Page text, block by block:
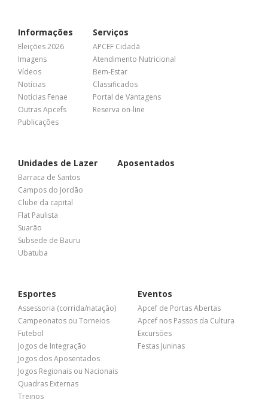
Informações
Eleições 2026
Imagens
Vídeos
Notícias
Notícias Fenae
Outras Apcefs
Publicações
Serviços
APCEF Cidadã
Atendimento Nutricional
Bem-Estar
Classificados
Portal de Vantagens
Reserva on-line
Unidades de Lazer
Barraca de Santos
Campos do Jordão
Clube da capital
Flat Paulista
Suarão
Subsede de Bauru
Ubatuba
Aposentados
Esportes
Assessoria (corrida/natação)
Campeonatos ou Torneios
Futebol
Jogos de Integração
Jogos dos Aposentados
Jogos Regionais ou Nacionais
Quadras Externas
Treinos
Eventos
Apcef de Portas Abertas
Apcef nos Passos da Cultura
Excursões
Festas Juninas